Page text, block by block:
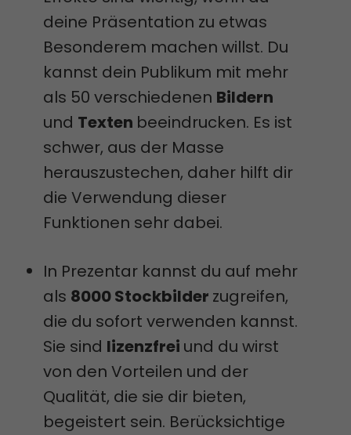
deine Präsentation zu etwas
Besonderem machen willst. Du
kannst dein Publikum mit mehr
als 50 verschiedenen Bildern
und Texten beeindrucken. Es ist
schwer, aus der Masse
herauszustechen, daher hilft dir
die Verwendung dieser
Funktionen sehr dabei.
In Prezentar kannst du auf mehr
als 8000 Stockbilder zugreifen,
die du sofort verwenden kannst.
Sie sind lizenzfrei und du wirst
von den Vorteilen und der
Qualität, die sie dir bieten,
begeistert sein. Berücksichtige